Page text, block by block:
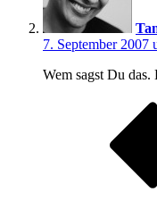
7. September 2007
Wem sagst Du